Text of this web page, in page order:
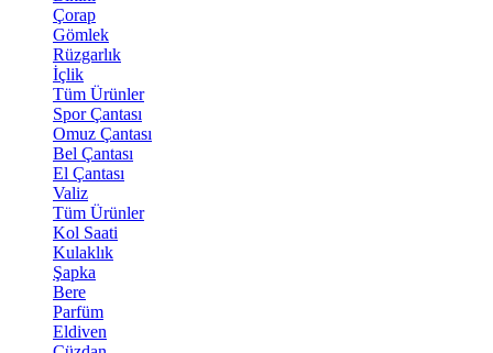
Çorap
Gömlek
Rüzgarlık
İçlik
Tüm Ürünler
Spor Çantası
Omuz Çantası
Bel Çantası
El Çantası
Valiz
Tüm Ürünler
Kol Saati
Kulaklık
Şapka
Bere
Parfüm
Eldiven